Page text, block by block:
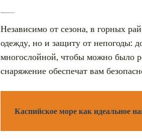
Снаряжение и защита от непогоды
Независимо от сезона, в горных
одежду, но и защиту от непогоды:
многослойной, чтобы можно было
снаряжение обеспечат вам
Каспийское море как идеальное